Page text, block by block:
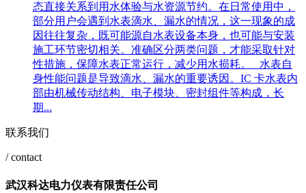
态直接关系到用水体验与水资源节约。在日常使用中，
部分用户会遇到水表滴水、漏水的情况，这一现象的成
因往往复杂，既可能源自水表设备本身，也可能与安装
施工环节密切相关。准确区分两类问题，才能采取针对
性措施，保障水表正常运行，减少用水损耗。 水表自
身性能问题是导致滴水、漏水的重要诱因。IC 卡水表内
部由机械传动结构、电子模块、密封组件等构成，长
期...
联系我们
/ contact
武汉科达电力仪表有限责任公司